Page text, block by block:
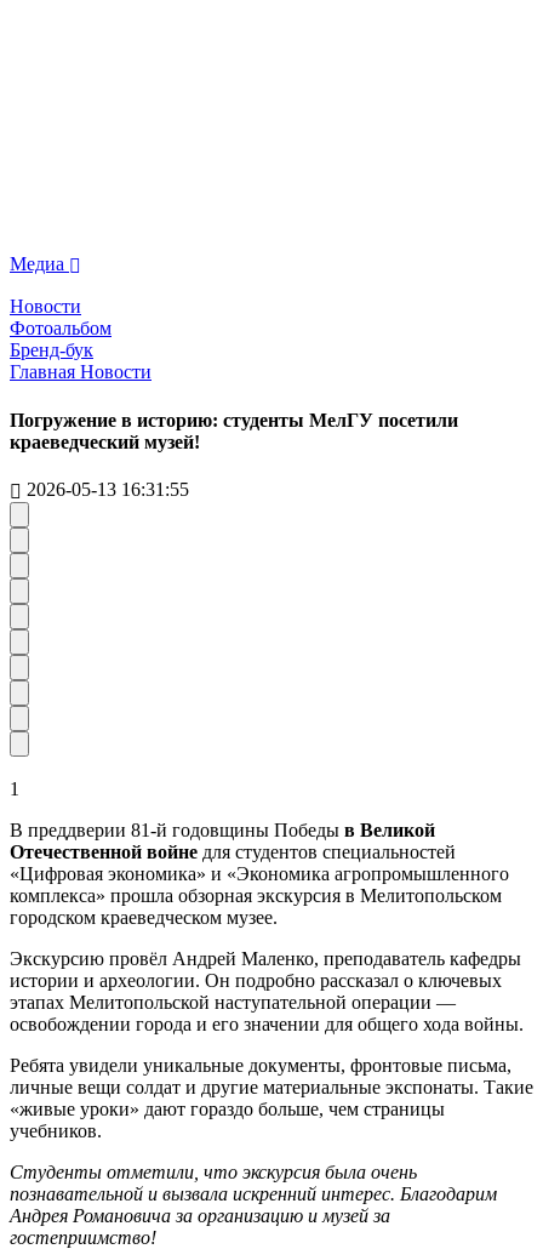
Медиа
Новости
Фотоальбом
Бренд-бук
Главная Новости
Погружение в историю: студенты МелГУ посетили
краеведческий музей!
2026-05-13 16:31:55
1
В преддверии 81-й годовщины Победы в Великой
Отечественной войне для студентов специальностей
«Цифровая экономика» и «Экономика агропромышленного
комплекса» прошла обзорная экскурсия в Мелитопольском
городском краеведческом музее.
Экскурсию провёл Андрей Маленко, преподаватель кафедры
истории и археологии. Он подробно рассказал о ключевых
этапах Мелитопольской наступательной операции —
освобождении города и его значении для общего хода войны.
Ребята увидели уникальные документы, фронтовые письма,
личные вещи солдат и другие материальные экспонаты. Такие
«живые уроки» дают гораздо больше, чем страницы
учебников.
Студенты отметили, что экскурсия была очень
познавательной и вызвала искренний интерес. Благодарим
Андрея Романовича за организацию и музей за
гостеприимство!